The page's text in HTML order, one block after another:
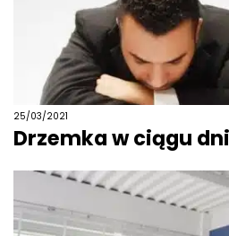
25/03/2021
Drzemka w ciągu